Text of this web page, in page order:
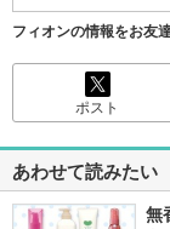
フィオンの情報をお友
ポスト
あわせて読みたい
無